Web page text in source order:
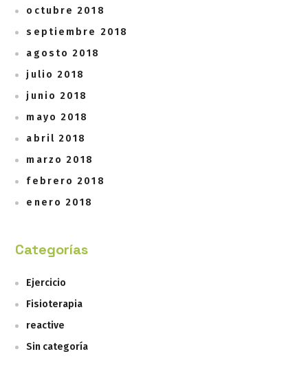
octubre 2018
septiembre 2018
agosto 2018
julio 2018
junio 2018
mayo 2018
abril 2018
marzo 2018
febrero 2018
enero 2018
Categorías
Ejercicio
Fisioterapia
reactive
Sin categoría